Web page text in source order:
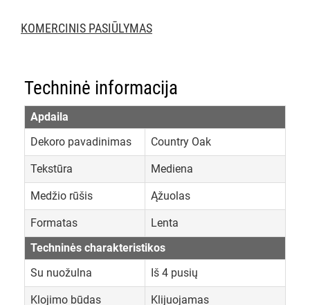
KOMERCINIS PASIŪLYMAS
Techninė informacija
Apdaila
Dekoro pavadinimas
Country Oak
Tekstūra Mediena
Medžio rūšis Ąžuolas
Formatas
Lenta
Techninės charakteristikos
Su nuožulna
Iš 4 pusių
Klojimo būdas Klijuojamas